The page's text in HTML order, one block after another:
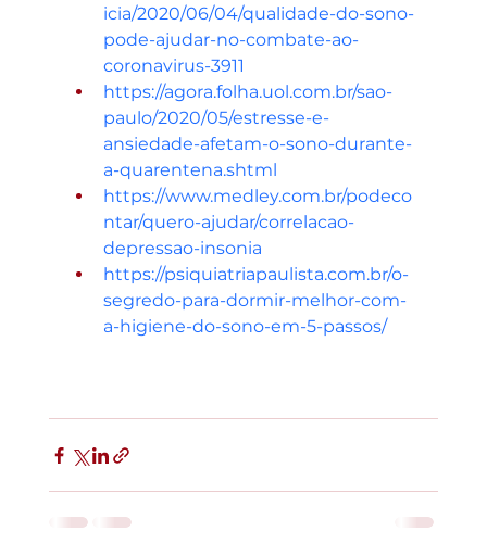
icia/2020/06/04/qualidade-do-sono-
pode-ajudar-no-combate-ao-
coronavirus-3911
https://agora.folha.uol.com.br/sao-
paulo/2020/05/estresse-e-
ansiedade-afetam-o-sono-durante-
a-quarentena.shtml
https://www.medley.com.br/podeco
ntar/quero-ajudar/correlacao-
depressao-insonia
https://psiquiatriapaulista.com.br/o-
segredo-para-dormir-melhor-com-
a-higiene-do-sono-em-5-passos/